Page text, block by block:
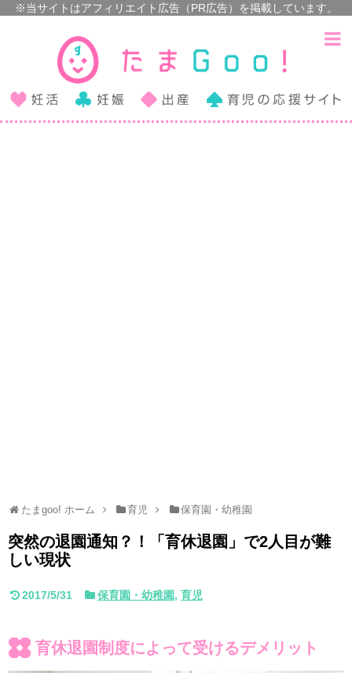
たまgoo! ホーム 育児 保育園・幼稚園
突然の退園通知？！「育休退園」で2人目が難
しい現状
2017/5/31 保育園・幼稚園, 育児
育休退園制度によって受けるデメリット